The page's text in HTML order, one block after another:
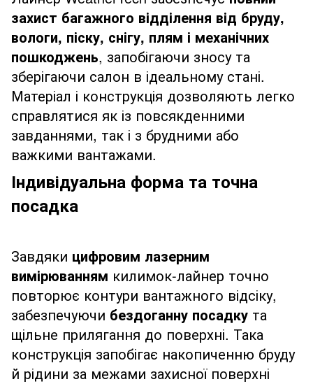
захист багажного відділення від бруду,
вологи, піску, снігу, плям і механічних
пошкоджень, запобігаючи зносу та
зберігаючи салон в ідеальному стані.
Матеріал і конструкція дозволяють легко
справлятися як із повсякденними
завданнями, так і з брудними або
важкими вантажами.
Індивідуальна форма та точна
посадка
Завдяки цифровим лазерним
вимірюванням килимок-лайнер точно
повторює контури вантажного відсіку,
забезпечуючи бездоганну посадку та
щільне прилягання до поверхні. Така
конструкція запобігає накопиченню бруду
й рідини за межами захисної поверхні